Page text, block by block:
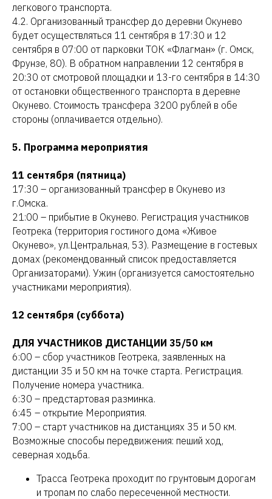
легкового транспорта.
4.2. Организованный трансфер до деревни Окунево
будет осуществляться 11 сентября в 17:30 и 12
сентября в 07:00 от парковки ТОК «Флагман» (г. Омск,
Фрунзе, 80). В обратном направлении 12 сентября в
20:30 от смотровой площадки и 13-го сентября в 14:30
от остановки общественного транспорта в деревне
Окунево. Стоимость трансфера 3200 рублей в обе
стороны (оплачивается отдельно).
5. Программа мероприятия
11 сентября (пятница)
17:30 – организованный трансфер в Окунево из
г.Омска.
21:00 – прибытие в Окунево. Регистрация участников
Геотрека (территория гостиного дома «Живое
Окунево», ул.Центральная, 53). Размещение в гостевых
домах (рекомендованный список предоставляется
Организаторами). Ужин (организуется самостоятельно
участниками мероприятия).
12 сентября (суббота)
ДЛЯ УЧАСТНИКОВ ДИСТАНЦИИ 35/50 км
6:00 – сбор участников Геотрека, заявленных на
дистанции 35 и 50 км на точке старта. Регистрация.
Получение номера участника.
6:30 – предстартовая разминка.
6:45 – открытие Мероприятия.
7:00 – старт участников на дистанциях 35 и 50 км.
Возможные способы передвижения: пеший ход,
северная ходьба.
Трасса Геотрека проходит по грунтовым дорогам
и тропам по слабо пересеченной местности.